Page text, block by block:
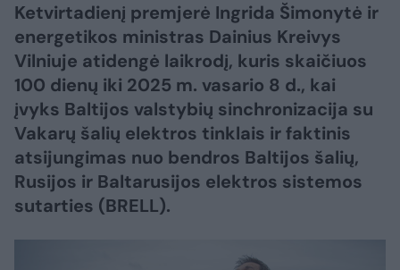
Ketvirtadienį premjerė Ingrida Šimonytė ir
energetikos ministras Dainius Kreivys
Vilniuje atidengė laikrodį, kuris skaičiuos
100 dienų iki 2025 m. vasario 8 d., kai
įvyks Baltijos valstybių sinchronizacija su
Vakarų šalių elektros tinklais ir faktinis
atsijungimas nuo bendros Baltijos šalių,
Rusijos ir Baltarusijos elektros sistemos
sutarties (BRELL).